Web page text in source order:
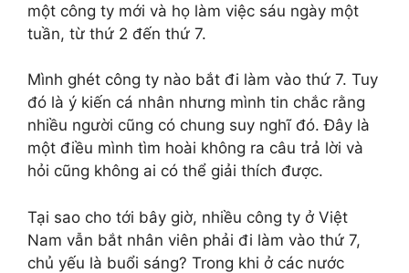
một công ty mới và họ làm việc sáu ngày một
tuần, từ thứ 2 đến thứ 7.
Mình ghét công ty nào bắt đi làm vào thứ 7. Tuy
đó là ý kiến cá nhân nhưng mình tin chắc rằng
nhiều người cũng có chung suy nghĩ đó. Đây là
một điều mình tìm hoài không ra câu trả lời và
hỏi cũng không ai có thể giải thích được.
Tại sao cho tới bây giờ, nhiều công ty ở Việt
Nam vẫn bắt nhân viên phải đi làm vào thứ 7,
chủ yếu là buổi sáng? Trong khi ở các nước